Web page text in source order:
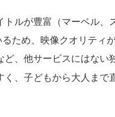
ルが豊富（マーベル、
ため、映像クオリティが
、他サービスにはない
、子どもから大人まで